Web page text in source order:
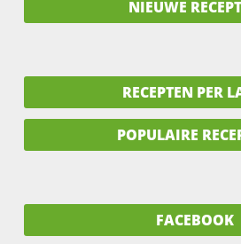
NIEUWE
RECEPTEN PER
POPULAIRE
FACEBOOK